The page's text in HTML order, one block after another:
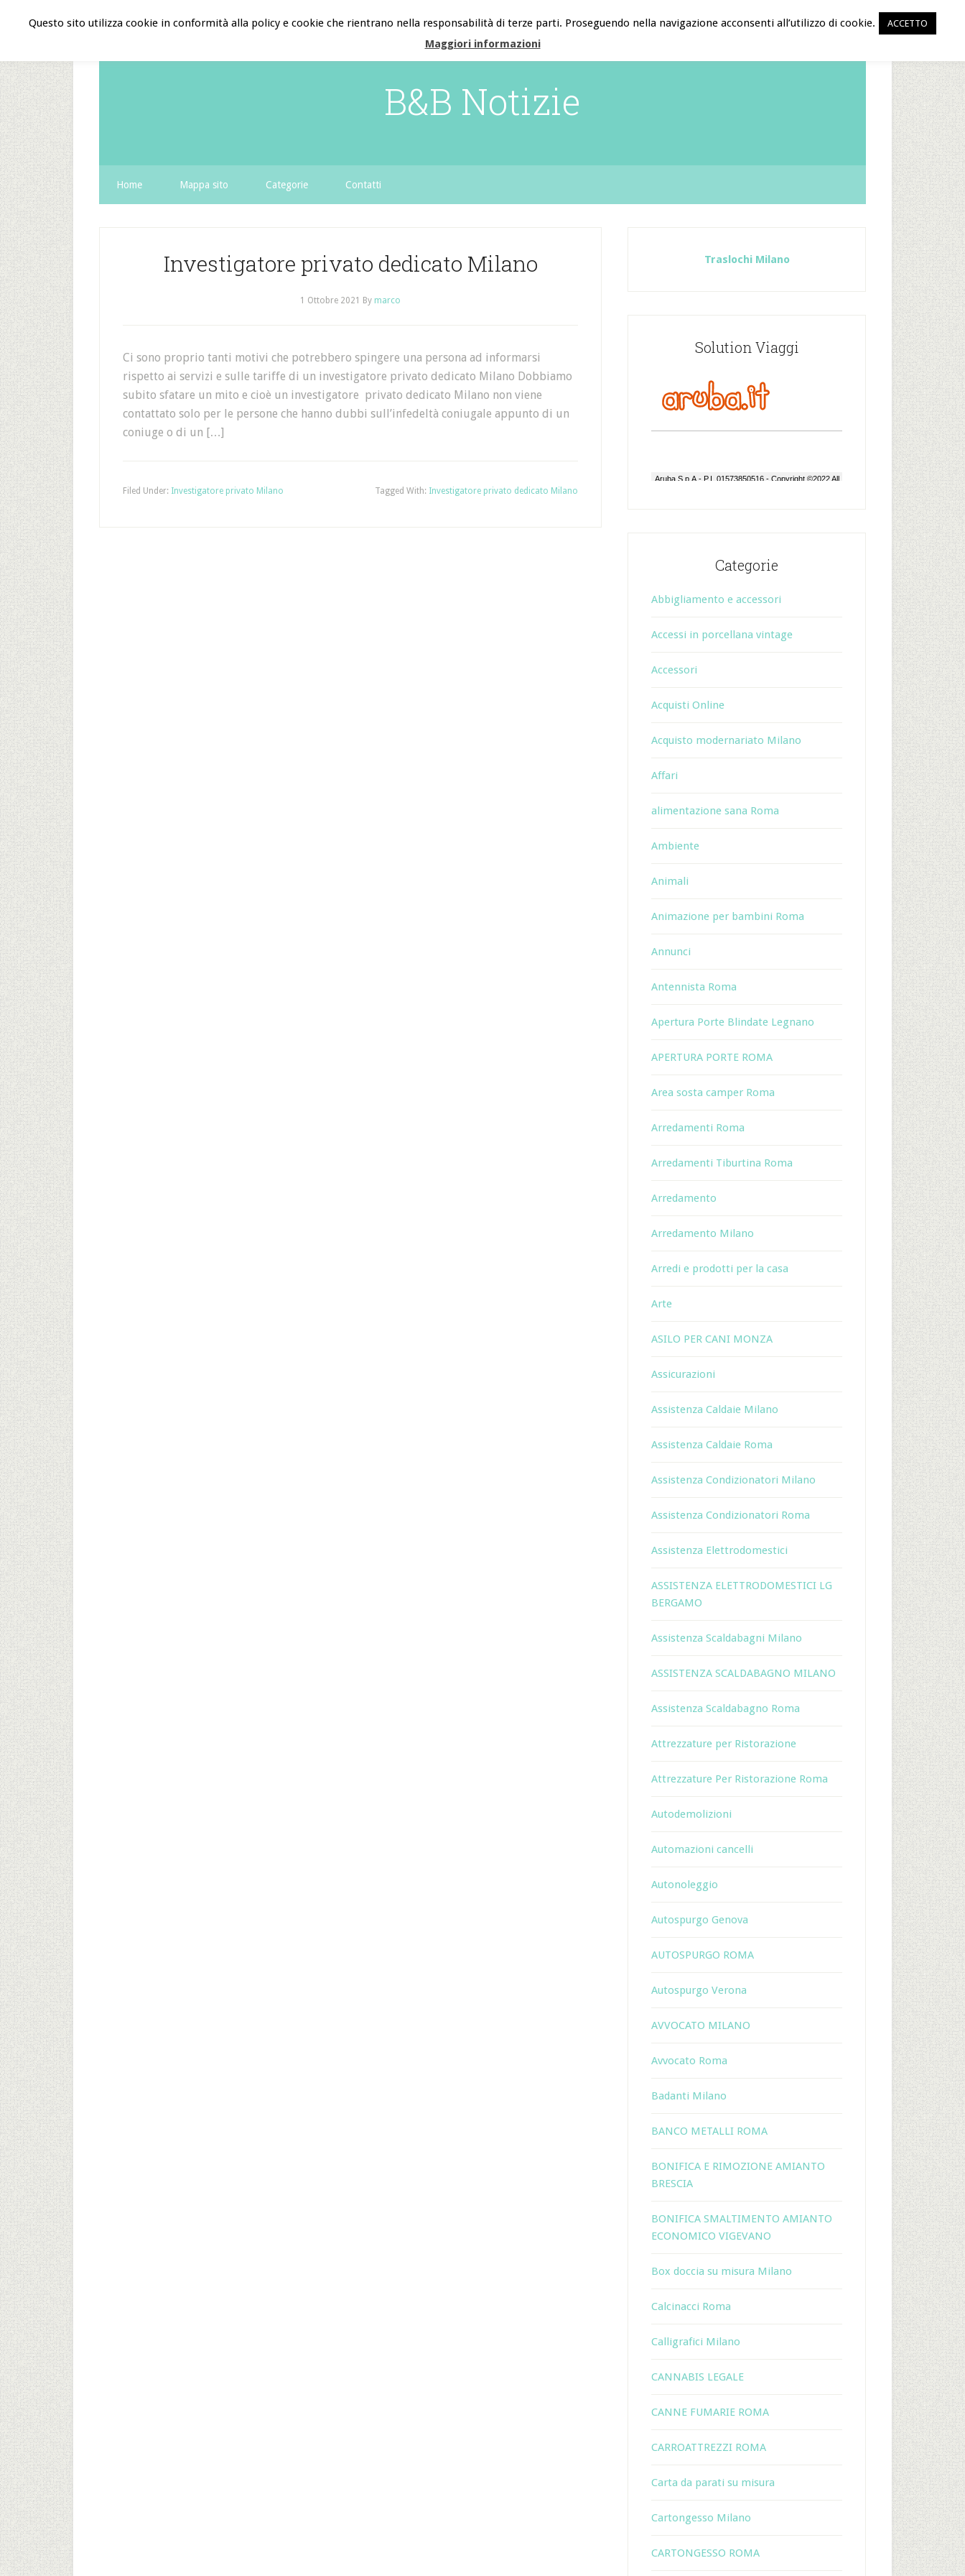
B&B Notizie
Home Mappa sito Categorie Contatti
Investigatore privato dedicato Milano
1 Ottobre 2021 By marco
Ci sono proprio tanti motivi che potrebbero spingere una persona ad informarsi
rispetto ai servizi e sulle tariffe di un investigatore privato dedicato Milano Dobbiamo
subito sfatare un mito e cioè un investigatore privato dedicato Milano non viene
contattato solo per le persone che hanno dubbi sull’infedeltà coniugale appunto di un
coniuge o di un […]
Filed Under: Investigatore privato Milano Tagged With: Investigatore privato dedicato Milano
Traslochi Milano
Solution Viaggi
Categorie
Abbigliamento e accessori
Accessi in porcellana vintage
Accessori
Acquisti Online
Acquisto modernariato Milano
Affari
alimentazione sana Roma
Ambiente
Animali
Animazione per bambini Roma
Annunci
Antennista Roma
Apertura Porte Blindate Legnano
APERTURA PORTE ROMA
Area sosta camper Roma
Arredamenti Roma
Arredamenti Tiburtina Roma
Arredamento
Arredamento Milano
Arredi e prodotti per la casa
Arte
ASILO PER CANI MONZA
Assicurazioni
Assistenza Caldaie Milano
Assistenza Caldaie Roma
Assistenza Condizionatori Milano
Assistenza Condizionatori Roma
Assistenza Elettrodomestici
ASSISTENZA ELETTRODOMESTICI LG
BERGAMO
Assistenza Scaldabagni Milano
ASSISTENZA SCALDABAGNO MILANO
Assistenza Scaldabagno Roma
Attrezzature per Ristorazione
Attrezzature Per Ristorazione Roma
Autodemolizioni
Automazioni cancelli
Autonoleggio
Autospurgo Genova
AUTOSPURGO ROMA
Autospurgo Verona
AVVOCATO MILANO
Avvocato Roma
Badanti Milano
BANCO METALLI ROMA
BONIFICA E RIMOZIONE AMIANTO
BRESCIA
BONIFICA SMALTIMENTO AMIANTO
ECONOMICO VIGEVANO
Box doccia su misura Milano
Calcinacci Roma
Calligrafici Milano
CANNABIS LEGALE
CANNE FUMARIE ROMA
CARROATTREZZI ROMA
Carta da parati su misura
Cartongesso Milano
CARTONGESSO ROMA
Questo sito utilizza cookie in conformità alla policy e cookie che rientrano nella responsabilità di terze parti. Proseguendo nella navigazione acconsenti all’utilizzo di cookie. ACCETTO
Maggiori informazioni